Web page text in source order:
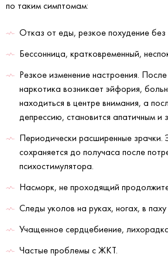
по таким симптомам:
Отказ от еды, резкое похудение без
Бессонница, кратковременный,
Резкое изменение настроения.
наркотика возникает эйфория,
находиться в центре внимания, а
депрессию, становится апатичным и
Периодически расширенные зрачки.
сохраняется до получаса после
психостимулятора.
Насморк, не проходящий
Следы уколов на руках, ногах, в
Учащенное сердцебиение,
Частые проблемы с ЖКТ.